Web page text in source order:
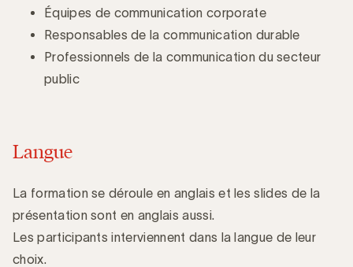
Équipes de communication corporate
Responsables de la communication durable
Professionnels de la communication du secteur
public
Langue
La formation se déroule en anglais et les slides de la
présentation sont en anglais aussi.
Les participants interviennent dans la langue de leur
choix.